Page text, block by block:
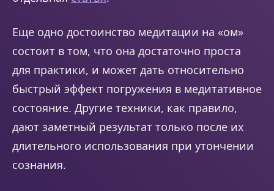
Еще одно достоинство медитации на «ом»
состоит в том, что она достаточно проста
для практики, и может дать относительно
быстрый эффект погружения в медитативное
состояние. Другие техники, как правило,
дают заметный результат только после их
длительного использования при утончении
сознания.